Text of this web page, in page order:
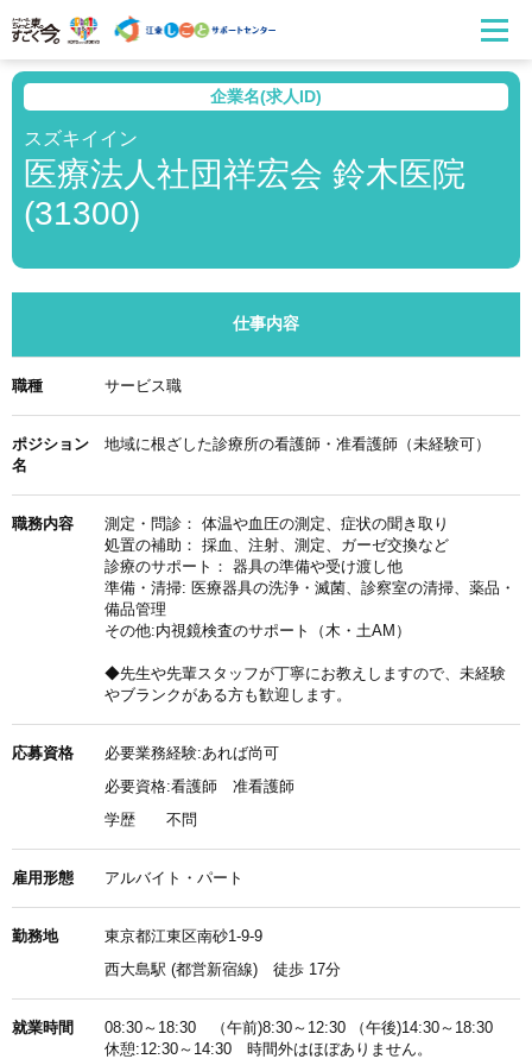
企業名(求人ID)
スズキイイン
医療法人社団祥宏会 鈴木医院
(31300)
仕事内容
職種 サービス職
ポジション
名
地域に根ざした診療所の看護師・准看護師（未経験可）
職務内容
測定・問診： 体温や血圧の測定、症状の聞き取り
処置の補助： 採血、注射、測定、ガーゼ交換など
診療のサポート： 器具の準備や受け渡し他
準備・清掃: 医療器具の洗浄・滅菌、診察室の清掃、薬品・
備品管理
その他:内視鏡検査のサポート（木・土AM）
◆先生や先輩スタッフが丁寧にお教えしますので、未経験
やブランクがある方も歓迎します。
応募資格
必要業務経験:あれば尚可
必要資格:看護師 准看護師
学歴
不問
雇用形態 アルバイト・パート
勤務地
東京都江東区南砂1-9-9
西大島駅 (都営新宿線) 徒歩 17分
就業時間
08:30～18:30 （午前)8:30～12:30 （午後)14:30～18:30
休憩:12:30～14:30 時間外はほぼありません。